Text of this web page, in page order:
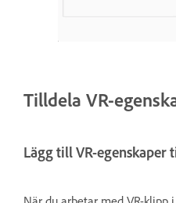
Tilldela VR-
Lägg till VR-egenskaper